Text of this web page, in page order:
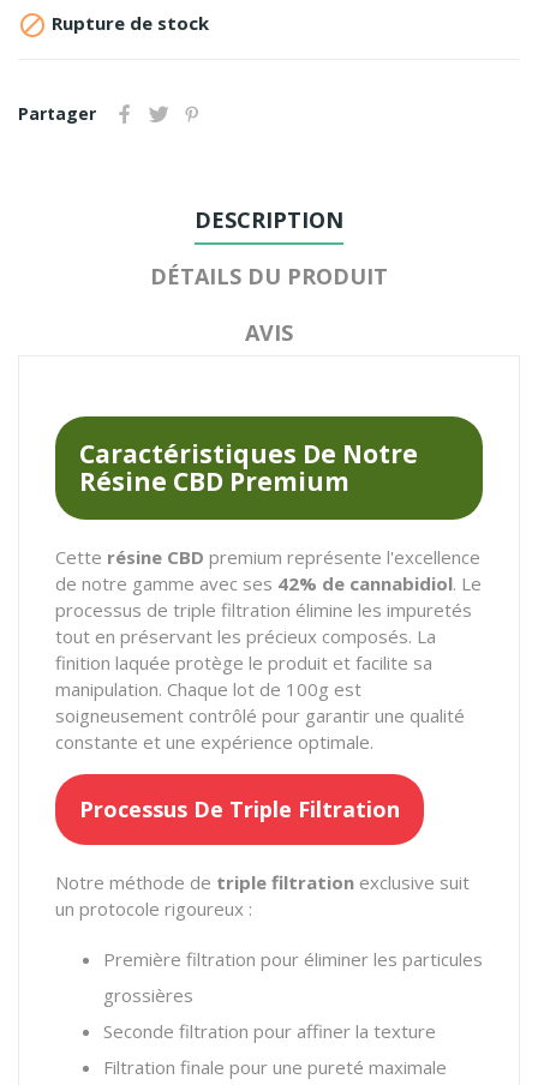
 Rupture de stock
Partager
DESCRIPTION
DÉTAILS DU PRODUIT
AVIS
Caractéristiques De Notre
Résine CBD Premium
Cette résine CBD premium représente l'excellence
de notre gamme avec ses 42% de cannabidiol. Le
processus de triple filtration élimine les impuretés
tout en préservant les précieux composés. La
finition laquée protège le produit et facilite sa
manipulation. Chaque lot de 100g est
soigneusement contrôlé pour garantir une qualité
constante et une expérience optimale.
Processus De Triple Filtration
Notre méthode de triple filtration exclusive suit
un protocole rigoureux :
Première filtration pour éliminer les particules
grossières
Seconde filtration pour affiner la texture
Filtration finale pour une pureté maximale